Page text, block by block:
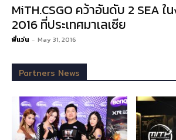
MiTH.CSGO คว้าอันดับ 2 SEA ใ
2016 ที่ประเทศมาเลเซีย
พี่แว่น - May 31, 2016
Partners News